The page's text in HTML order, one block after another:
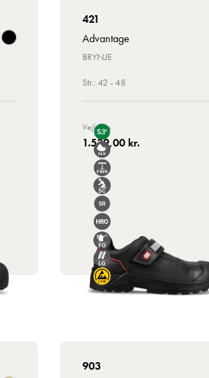
421
Advantage
BRYNJE
Str.: 42 - 48
Vejl. Pris
1.539,00 kr.
903